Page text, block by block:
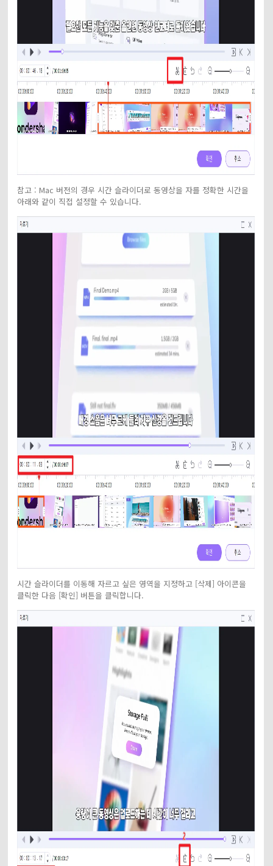
참고 : Mac 버전의 경우 시간 슬라이더로 동영상을 자를 정확한 시간을
아래와 같이 직접 설정할 수 있습니다.
시간 슬라이더를 이동해 자르고 싶은 영역을 지정하고 [삭제] 아이콘을
클릭한 다음 [확인] 버튼을 클릭합니다.